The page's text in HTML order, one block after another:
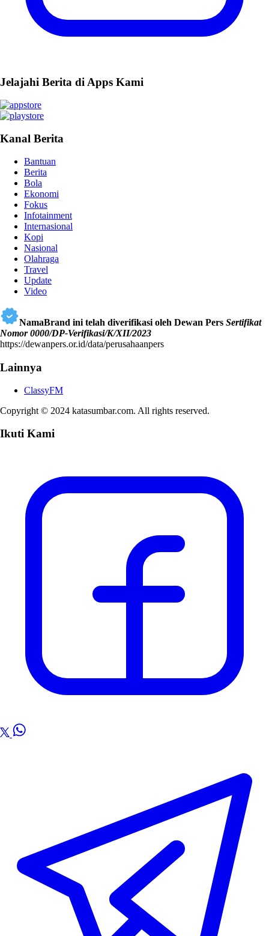
Jelajahi Berita di Apps Kami
Kanal Berita
Bantuan
Berita
Bola
Ekonomi
Fokus
Infotainment
Internasional
Kopi
Nasional
Olahraga
Travel
Update
Video
NamaBrand ini telah diverifikasi oleh Dewan Pers Sertifikat
Nomor 0000/DP-Verifikasi/K/XII/2023
https://dewanpers.or.id/data/perusahaanpers
Lainnya
ClassyFM
Copyright © 2024 katasumbar.com. All rights reserved.
Ikuti Kami